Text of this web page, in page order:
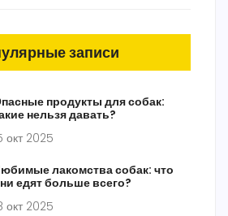
записи
продукты для собак:
нельзя давать?
окт 2025
лакомства собак: что
едят больше всего?
окт 2025